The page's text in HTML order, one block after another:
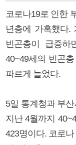
코로나19로 인한
년층에 가혹했다.
빈곤층이 급증
40~49세의 빈곤
파르게 늘었다.
5일 통계청과 부
지난 4월까지
423명이다. 코로